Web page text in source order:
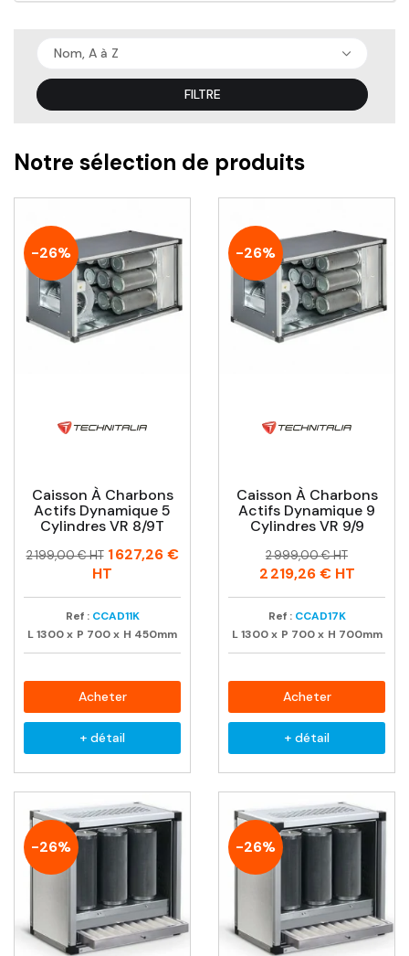
Nom, A à Z
FILTRE
Notre sélection de produits
-26%
Caisson À Charbons
Actifs Dynamique 5
Cylindres VR 8/9T
Prix
Prix
2 199,00 € HT 1 627,26 €
HT
Ref : CCAD11K
L1300x P 700x H 450mm
Acheter
+ détail
-26%
Caisson À Charbons
Actifs Dynamique 9
Cylindres VR 9/9
Prix
Prix
habituel
2 999,00 € HT
2 219,26 €HT
Ref : CCAD17K
L 1300 x P 700 x H 700mm
Acheter
+ détail
-26% -26%